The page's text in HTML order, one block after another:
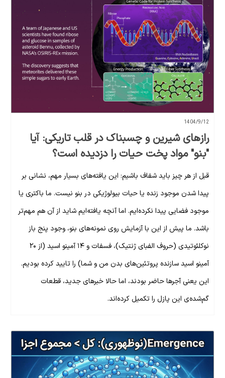
1404/9/12
رازهای شیرین و چسبناک در قلب تاریکی: آیا
"بنو" مواد پخت حیات را دزدیده است؟
قبل از هر چیز باید شفاف باشیم: این یافته‌های بسیار مهم، نشانی بر
پیدا شدن موجود زنده یا حیات بیولوژیکی در بنو نیست. ما باکتری یا
موجود فضایی پیدا نکرده‌ایم. اما آنچه یافته‌ایم شاید از آن هم مهم‌تر
باشد. ما پیش از این با آزمایش روی نمونه‌های بنو، وجود پنج باز
نوکلئوتیدی (حروف الفبای ژنتیک)، فسفات و ۱۴ آمینو اسید (از ۲۰
آمینو اسید سازنده پروتئین‌های بدن من و شما) را تایید کرده بودیم.
این یعنی آجرها حاضر بودند، اما حالا خبرهای جدید، قطعات
گم‌شده‌ی این پازل را تکمیل کرده‌اند.